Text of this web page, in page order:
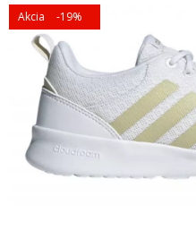
Akcia -19%